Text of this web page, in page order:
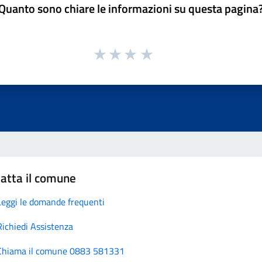
sono chiare le informazioni su questa
il comune
le domande frequenti
Assistenza
il comune 0883 581331